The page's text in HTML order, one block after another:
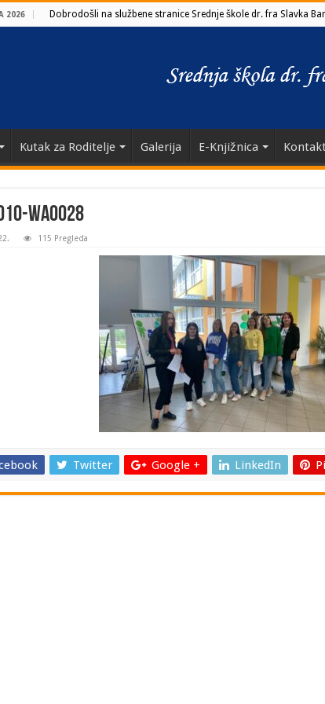
2026 Dobrodošli na službene stranice Srednje škole dr. fra Slavka
Kutak za Roditelje Galerija E-Knjižnica
WA0028
115 Pregleda
Twitter Google + LinkedIn